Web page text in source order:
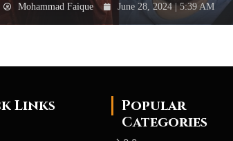
Mohammad Faique June 28, 2024 | 5:39 AM
Links
Popular
Categories